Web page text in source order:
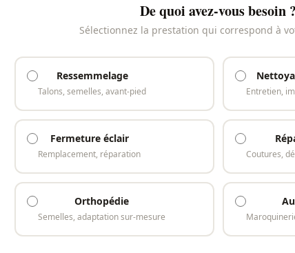
De quoi avez-vous besoin ?
Sélectionnez la prestation qui correspond à
Ressemmelage
Talons, semelles, avant-pied Entretien,
Fermeture éclair
Remplacement, réparation Coutures,
Orthopédie
Semelles, adaptation sur-mesure